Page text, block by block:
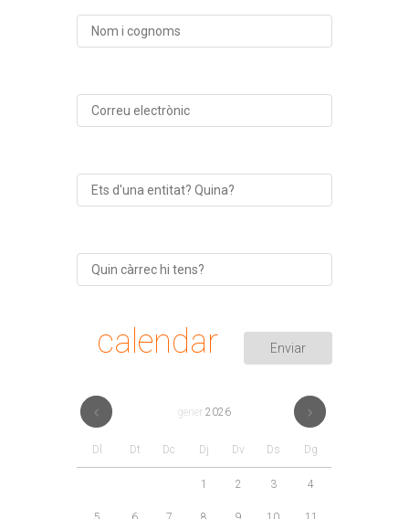
calendar
gener 2026
Dl Dt Dc Dj Dv Ds Dg
1 2 3 4